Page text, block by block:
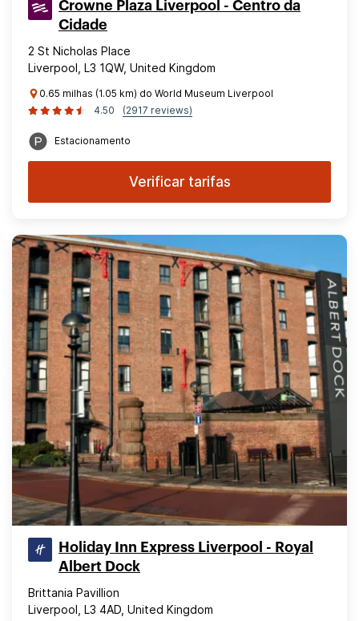
Crowne Plaza Liverpool - Centro da
Cidade
2 St Nicholas Place
Liverpool, L3 1QW, United Kingdom
0.65 milhas (1.05 km) do World Museum Liverpool
4.50
(2917 reviews)
Estacionamento
Verificar tarifas
Holiday Inn Express Liverpool - Royal
Albert Dock
Brittania Pavillion
Liverpool, L3 4AD, United Kingdom